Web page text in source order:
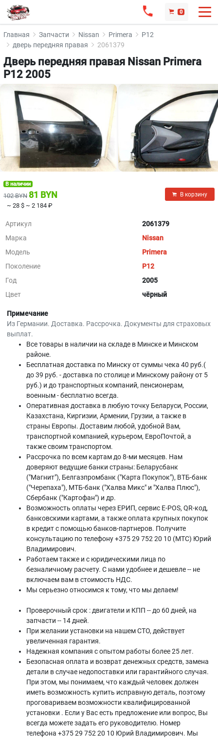
0
Главная Запчасти Nissan Primera
P12
дверь передняя правая
2061379
Дверь передняя правая Nissan Primera
P12 2005
В наличии
102 BYN 81 BYN
~ 28 $ ~ 2 184 ₽
В корзину
Артикул
2061379
Марка
Nissan
Модель
Primera
Поколение
P12
Год
2005
Цвет
чёрный
Примечание
Из Германии. Доставка. Рассрочка. Документы для страховых
выплат.
Все товары в наличии на складе в Минскe и Минском
районе.
Бесплатная доставка по Минску от суммы чека 40 руб.(
до 39 руб. - доставка по столице и Минскому району от 5
руб.) и до транспортных компаний, пенсионерам,
военным - бесплатно всегда.
Оперативная доставка в любую точку Беларуси, России,
Казахстана, Киргизии, Армении, Грузии, а также в
страны Европы. Доставим любой, удобной Вам,
транспортной компанией, курьером, ЕвроПочтой, а
также своим транспортом.
Рассрочка по всем картам до 8-ми месяцев. Нам
доверяют ведущие банки страны: Беларусбанк
("Магнит"), Белгазпромбанк ("Карта Покупок"), ВТБ-банк
("Черепаха"), МТБ-банк ("Халва Микс" и "Халва Плюс"),
Сбербанк ("Картофан") и др.
Возможность оплаты через ЕРИП, сервис E-POS, QR-код,
банковскими картами, а также оплата крупных покупок
в кредит с помощью банков-партнеров. Получите
консультацию по телефону +375 29 752 20 10 (МТС) Юрий
Владимирович.
Работаем также и с юридическими лица по
безналичному расчету. С нами удобнее и дешевле -- не
включаем вам в стоимость НДС.
Мы серьезно относимся к тому, что мы делаем!
Проверочный срок : двигатели и КПП -- до 60 дней, на
запчасти -- 14 дней.
При желании установки на нашем СТО, действует
увеличенная гарантия.
Надежная компания с опытом работы более 25 лет.
Безопасная оплата и возврат денежных средств, замена
детали в случае недопоставки или гарантийного случая.
При этом, мы понимаем, что каждый человек должен
иметь возможность купить исправную деталь, поэтому
проговариваем возможности квалифицированной
установки . Если у Вас есть предложение или вопрос, Вы
всегда можете задать его руководителю. Номер
телефона +375 29 752 20 10 Юрий Владимирович. Мы